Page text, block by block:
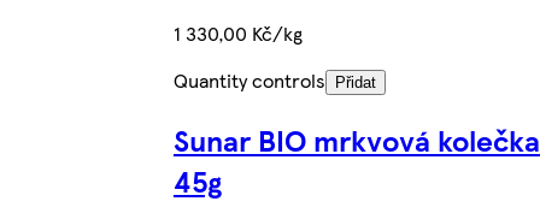
1 330,00 Kč/kg
Quantity controls
Přidat
Sunar BIO mrkvová kolečka
45g